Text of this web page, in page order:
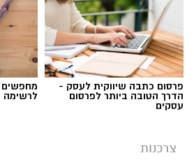
עשויים להיות זכאים להחזר
במקום העבודה, במצב
האישיות. בדיקה של זכויות המס
האם קיים כסף שניתן לקבל
מהו החזר מס ולמה הוא נוצר?
המס בישראל מחושב לפי
פרסום כתבה שיווקית לעסק -
הדרך הטובה ביותר לפרסום
עסקים
מחפשים
לרשימה
צרכנות